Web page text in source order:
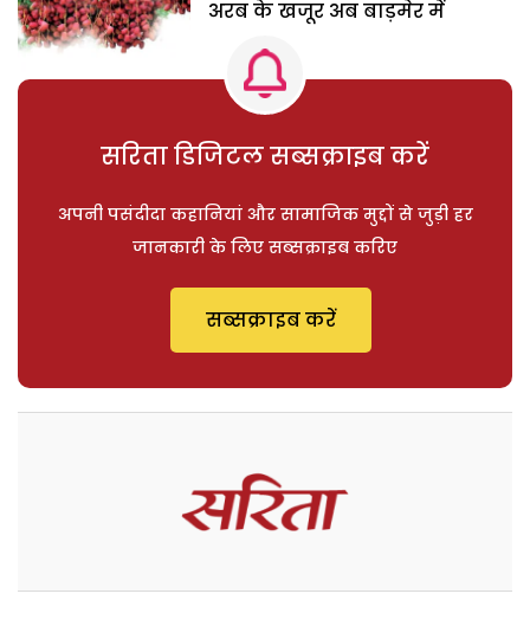
अरब के खजूर अब बाड़मेर में
सरिता डिजिटल सब्सक्राइब करें
अपनी पसंदीदा कहानियां और सामाजिक मुद्दों से जुड़ी हर
जानकारी के लिए सब्सक्राइब करिए
सब्सक्राइब करें